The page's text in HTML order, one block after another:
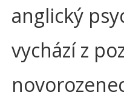
anglický
vychází z